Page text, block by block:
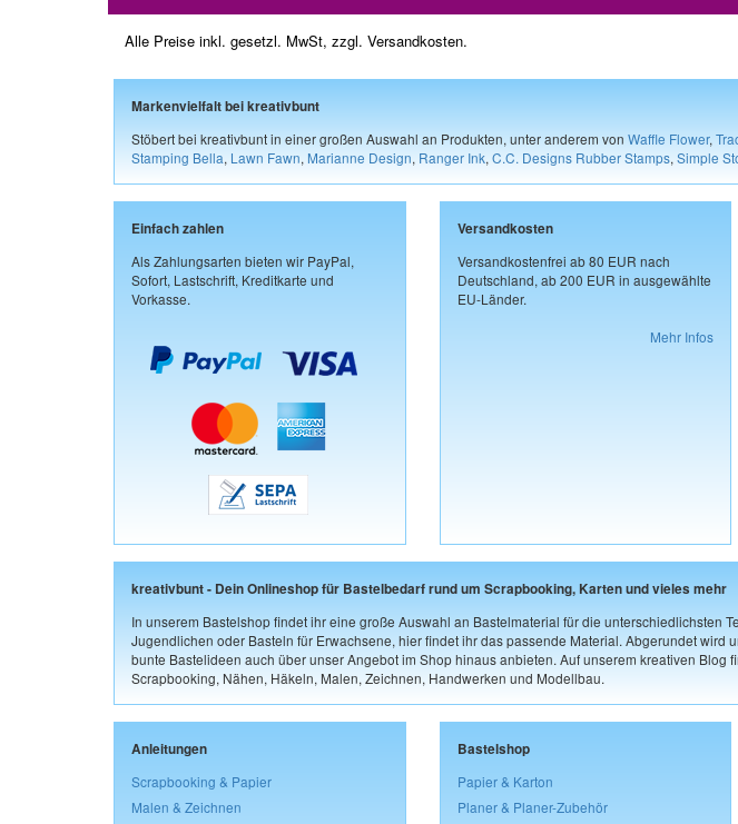
Alle Preise inkl. gesetzl. MwSt, zzgl. Versandkosten.
Markenvielfalt bei kreativbunt
Stöbert bei kreativbunt in einer großen Auswahl an Produkten, unter anderem von Waffle Flower,
Stamping Bella, Lawn Fawn, Marianne Design, Ranger Ink, C.C. Designs Rubber Stamps, Simple
Einfach zahlen
Als Zahlungsarten bieten wir PayPal,
Sofort, Lastschrift, Kreditkarte und
Vorkasse.
Versandkosten
Versandkostenfrei ab 80 EUR nach
Deutschland, ab 200 EUR in ausgewählte
EU-Länder.
Mehr Infos
kreativbunt - Dein Onlineshop für Bastelbedarf rund um Scrapbooking, Karten und vieles mehr
In unserem Bastelshop findet ihr eine große Auswahl an Bastelmaterial für die unterschiedlichsten
Jugendlichen oder Basteln für Erwachsene, hier findet ihr das passende Material. Abgerundet
bunte Bastelideen auch über unser Angebot im Shop hinaus anbieten. Auf unserem kreativen
Scrapbooking, Nähen, Häkeln, Malen, Zeichnen, Handwerken und Modellbau.
Anleitungen
Scrapbooking & Papier
Malen & Zeichnen
Bastelshop
Papier & Karton
Planer & Planer-Zubehör